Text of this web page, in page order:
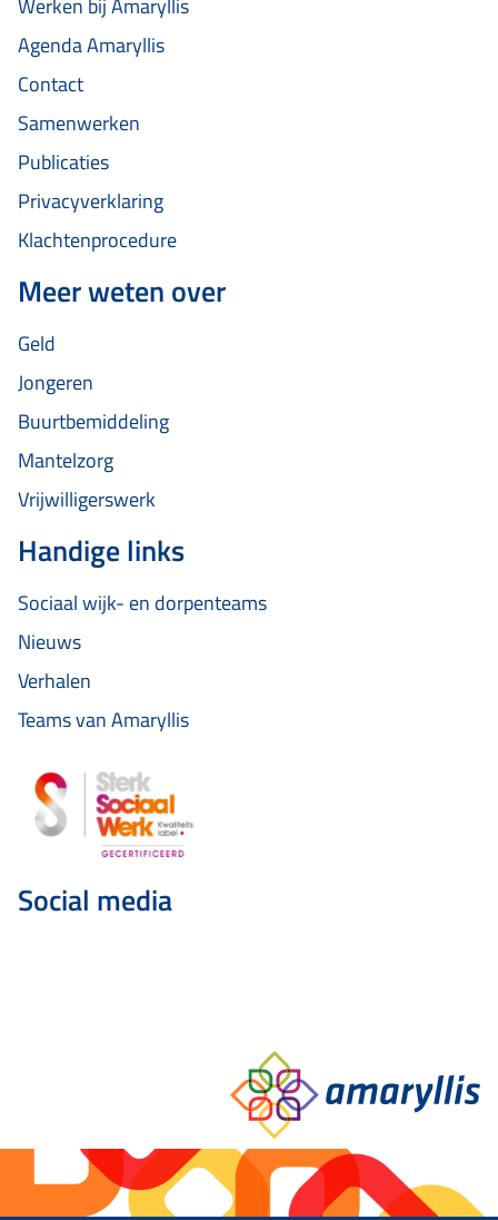
Werken bij Amaryllis
Agenda Amaryllis
Contact
Samenwerken
Publicaties
Privacyverklaring
Klachtenprocedure
Meer weten over
Geld
Jongeren
Buurtbemiddeling
Mantelzorg
Vrijwilligerswerk
Handige links
Sociaal wijk- en dorpenteams
Nieuws
Verhalen
Teams van Amaryllis
Social media